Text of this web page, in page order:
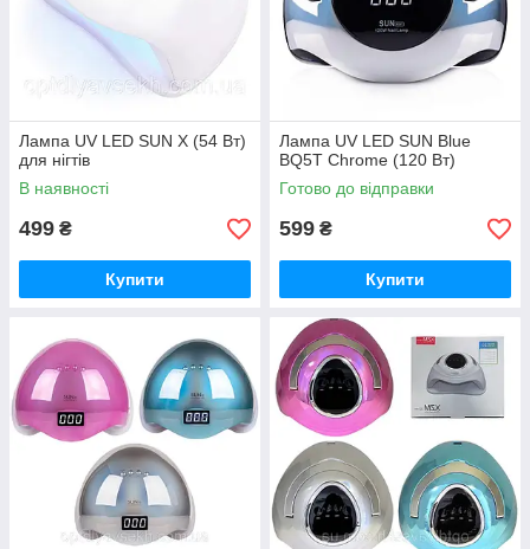
Лампа UV LED SUN X (54 Вт)
для нігтів
В наявності
499 ₴
Купити
Лампа UV LED SUN Blue
BQ5T Chrome (120 Вт)
Готово до відправки
599 ₴
Купити